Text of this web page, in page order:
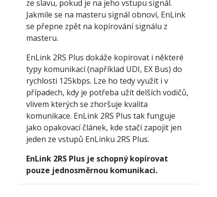
ze slavu, pokud je na jeho vstupu signál.
Jakmile se na masteru signál obnoví, EnLink
se přepne zpět na kopírování signálu z
masteru.
EnLink 2RS Plus dokáže kopírovat i některé
typy komunikací (například UDI, EX Bus) do
rychlosti 125kbps. Lze ho tedy využít i v
případech, kdy je potřeba užít delších vodičů,
vlivem kterých se zhoršuje kvalita
komunikace. EnLink 2RS Plus tak funguje
jako opakovací článek, kde stačí zapojit jen
jeden ze vstupů EnLinku 2RS Plus.
EnLink 2RS Plus je schopný kopírovat
pouze jednosměrnou komunikaci.